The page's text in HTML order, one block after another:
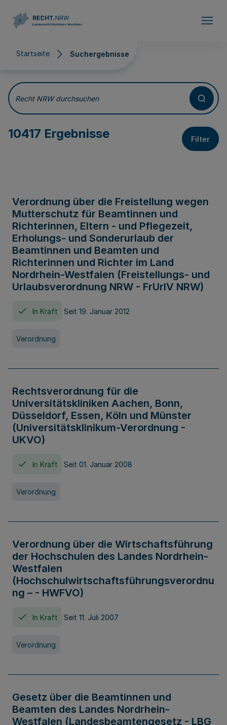
Startseite Suchergebnisse
Suchergebnisse
Recht NRW durchsuchen
10417 Ergebnisse Filter
Verordnung über die Freistellung wegen
Mutterschutz für Beamtinnen und
Richterinnen, Eltern - und Pflegezeit,
Erholungs- und Sonderurlaub der
Beamtinnen und Beamten und
Richterinnen und Richter im Land
Nordrhein-Westfalen (Freistellungs- und
Urlaubsverordnung NRW - FrUrlV NRW)
In Kraft Seit 19. Januar 2012
Verordnung
Rechtsverordnung für die
Universitätskliniken Aachen, Bonn,
Düsseldorf, Essen, Köln und Münster
(Universitätsklinikum-Verordnung -
UKVO)
In Kraft Seit 01. Januar 2008
Verordnung
Verordnung über die Wirtschaftsführung
der Hochschulen des Landes Nordrhein-
Westfalen
(Hochschulwirtschaftsführungsverordnu
ng – - HWFVO)
In Kraft Seit 11. Juli 2007
Verordnung
Gesetz über die Beamtinnen und
Beamten des Landes Nordrhein-
Westfalen (Landesbeamtengesetz - LBG